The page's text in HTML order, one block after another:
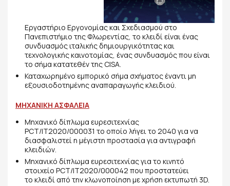
Εργαστήριο Εργονομίας και Σχεδιασμού στο
Πανεπιστήμιο της Φλωρεντίας, το κλειδί είναι ένας
συνδυασμός ιταλικής δημιουργικότητας και
τεχνολογικής καινοτομίας, ένας συνδυασμός που είναι
το σήμα κατατεθέν της CISA. ​
Καταχωρημένο εμπορικό σήμα σχήματος έναντι μη
εξουσιοδοτημένης αναπαραγωγής κλειδιού.
ΜΗΧΑΝΙΚΗ ΑΣΦΑΛΕΙΑ
Μηχανικό δίπλωμα ευρεσιτεχνίας
PCT/IT2020/000031 το οποίο λήγει το 2040 για να
διασφαλιστεί η μέγιστη προστασία για αντιγραφή
κλειδιών.
Μηχανικό δίπλωμα ευρεσιτεχνίας για το κινητό
στοιχείο PCT/IT2020/000042 που προστατεύει
το κλειδί από την κλωνοποίηση με χρήση εκτυπωτή 3D.